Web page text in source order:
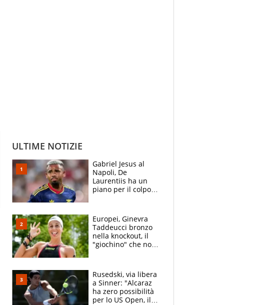
ULTIME NOTIZIE
Gabriel Jesus al
Napoli, De
Laurentiis ha un
piano per il colpo
Lucca
Europei, Ginevra
Taddeucci bronzo
nella knockout, il
"giochino" che non
Rusedski, via libera
a Sinner: "Alcaraz
ha zero possibilità
per lo US Open, il